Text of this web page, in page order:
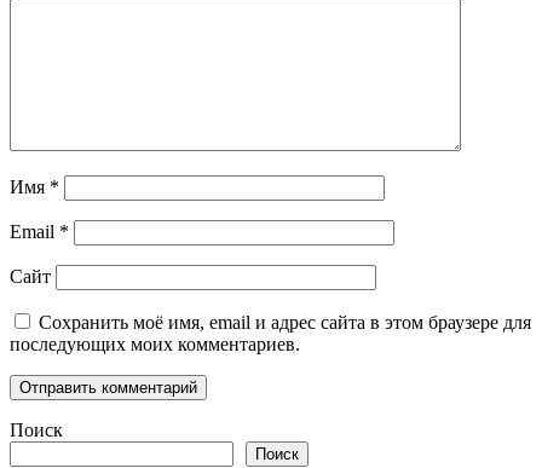
Имя *
Email *
Сайт
Сохранить моё имя, email и адрес сайта в этом браузере для
последующих моих комментариев.
Поиск
Поиск